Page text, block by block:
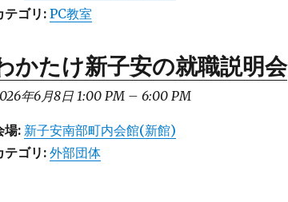
テゴリ: PC教室
かたけ新子安の就職説明会
年6月8日 1:00 PM– 6:00 PM
場: 新子安南部町内会館(新館)
テゴリ: 外部団体